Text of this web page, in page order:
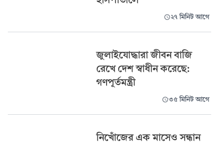
২৭ মিনিট আগে
জুলাইযোদ্ধারা জীবন বাজি
রেখে দেশ স্বাধীন করেছে:
গণপূর্তমন্ত্রী
৩৫ মিনিট আগে
নিখোঁজের এক মাসেও সন্ধান